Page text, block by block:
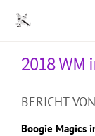
2018
BERICHT
Boogie Magics